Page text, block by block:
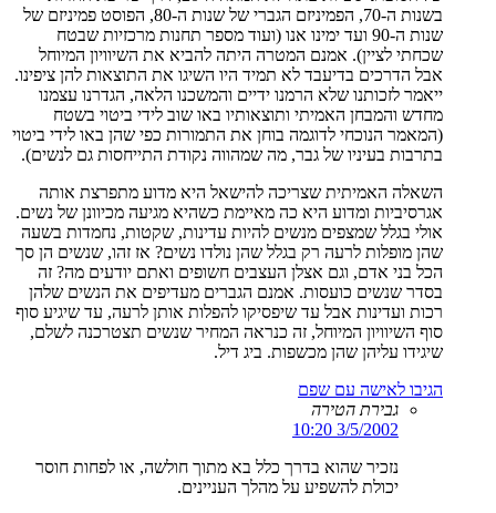
בשנות ה-70, הפמיניזם הגברי של שנות ה-80, הפוסט פמיניזם של
שנות ה-90 ועד ימינו אנו (ועוד מספר תחנות מרכזיות שבטח
שכחתי לציין). אמנם המטרה היתה להביא את השיוויון המיוחל
אבל הדרכים בדיעבד לא תמיד היו השיגו את התוצאות להן ציפינו.
ייאמר לזכותנו שלא הרמנו ידיים והמשכנו הלאה, הגדרנו עצמנו
מחדש והמבחן האמיתי ותוצאותיו באו שוב לידי ביטוי בשטח
(המאמר הנוכחי לדוגמה בוחן את התמורות כפי שהן באו לידי ביטוי
בתרבות בעיניו של גבר, מה שמהווה נקודת התייחסות גם לנשים).
השאלה האמיתית שצריכה להישאל היא מדוע מתפרצת אותה
אגרסיביות ומדוע היא כה מאיימת כשהיא מגיעה מכיוונן של נשים.
אולי בגלל שמצפים מנשים להיות עדינות, שקטות, נחמדות בשעה
שהן מופלות לרעה רק בגלל שהן נולדו נשים? אז זהו, שנשים הן סך
הכל בני אדם, וגם אצלן העצבים חשופים ואתם יודעים מה? זה
בסדר שנשים כועסות. אמנם הגברים מעדיפים את הנשים שלהן
רכות ועדינות אבל עד שיפסיקו להפלות אותן לרעה, עד שיגיע סוף
סוף השיוויון המיוחל, זה כנראה המחיר שנשים תצטרכנה לשלם,
שיגידו עליהן שהן מכשפות. ביג דיל.
הגיבו לאישה עם שפם
גבירת הטירה
3/5/2002 10:20
נזכיר שהוא בדרך כלל בא מתוך חולשה, או לפחות חוסר
יכולת להשפיע על מהלך העניינים.